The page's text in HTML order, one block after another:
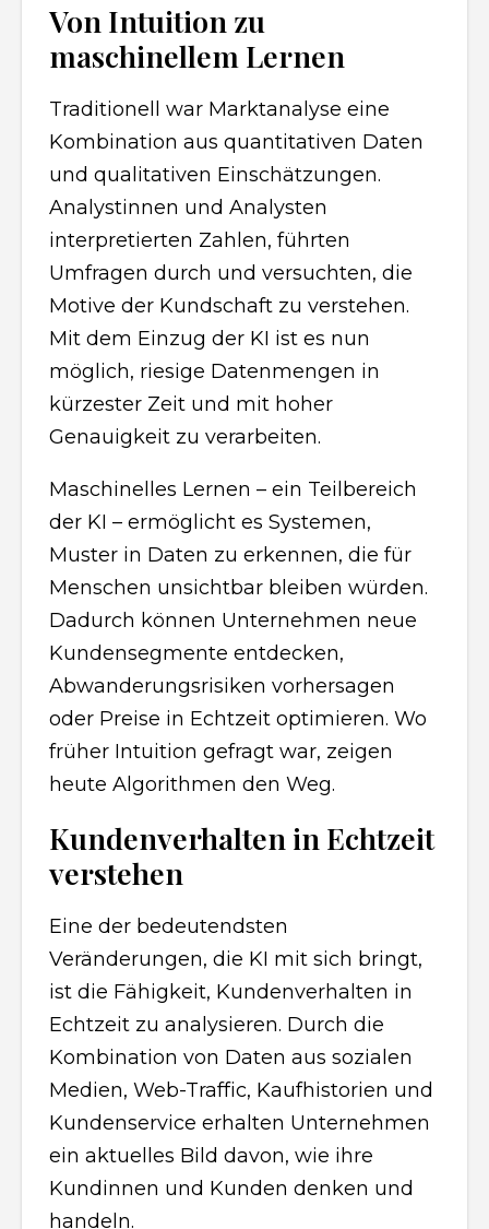
Von Intuition zu
maschinellem Lernen
Traditionell war Marktanalyse eine
Kombination aus quantitativen Daten
und qualitativen Einschätzungen.
Analystinnen und Analysten
interpretierten Zahlen, führten
Umfragen durch und versuchten, die
Motive der Kundschaft zu verstehen.
Mit dem Einzug der KI ist es nun
möglich, riesige Datenmengen in
kürzester Zeit und mit hoher
Genauigkeit zu verarbeiten.
Maschinelles Lernen – ein Teilbereich
der KI – ermöglicht es Systemen,
Muster in Daten zu erkennen, die für
Menschen unsichtbar bleiben würden.
Dadurch können Unternehmen neue
Kundensegmente entdecken,
Abwanderungsrisiken vorhersagen
oder Preise in Echtzeit optimieren. Wo
früher Intuition gefragt war, zeigen
heute Algorithmen den Weg.
Kundenverhalten in Echtzeit
verstehen
Eine der bedeutendsten
Veränderungen, die KI mit sich bringt,
ist die Fähigkeit, Kundenverhalten in
Echtzeit zu analysieren. Durch die
Kombination von Daten aus sozialen
Medien, Web-Traffic, Kaufhistorien und
Kundenservice erhalten Unternehmen
ein aktuelles Bild davon, wie ihre
Kundinnen und Kunden denken und
handeln.